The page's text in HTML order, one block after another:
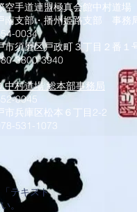
空手道連盟極真会館中村道場
南支部・播州姫路支部 事務
0034
市須磨区戸政町３丁目２番
3800-3940
中村道場 総本部事務局
0045
市兵庫区松本６丁目2-2
531-1073
テキスト
。